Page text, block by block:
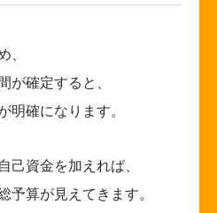
、
が確定すると、
明確になります。
己資金を加えれば、
予算が見えてきます。